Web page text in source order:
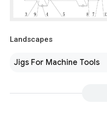
Landscapes
Jigs For Machine Tools